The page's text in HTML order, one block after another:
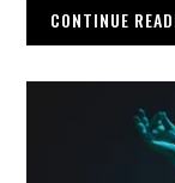
CONTINUE